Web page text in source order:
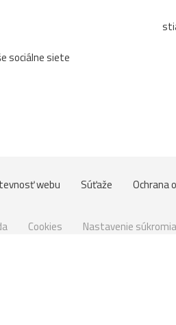
sociálne siete
webu Súťaže Ochrana
Cookies Nastavenie súkromia